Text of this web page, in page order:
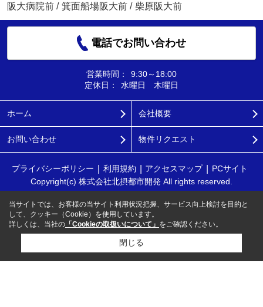
阪大病院前 / 箕面船場阪大前 / 柴原阪大前
電話でお問い合わせ
営業時間：
9:30～18:00
定休日：
水曜日 木曜日
ホーム 会社概要
お問い合わせ 物件リクエスト
プライバシーポリシー 利用規約 アクセスマップ
PCサイト
Copyright(c) 株式会社北摂都市開発 All rights reserved.
当サイトでは、お客様の当サイト利用状況把握、サービス向上検討を目的と
して、クッキー（Cookie）を使用しています。
詳しくは、当社の 「Cookieの取扱いについて」 をご確認ください。
閉じる